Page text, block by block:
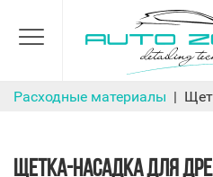
Расходные материалы
ЩЕТКА-НАСАДКА ДЛЯ